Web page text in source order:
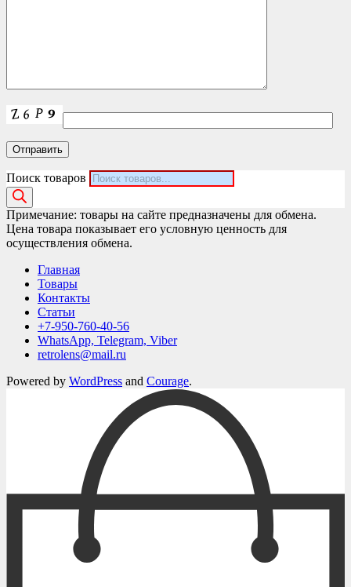
Поиск товаров
Примечание: товары на сайте предназначены для обмена.
Цена товара показывает его условную ценность для
осуществления обмена.
Главная
Товары
Контакты
Статьи
+7-950-760-40-56
WhatsApp, Telegram, Viber
retrolens@mail.ru
Powered by WordPress and Courage.